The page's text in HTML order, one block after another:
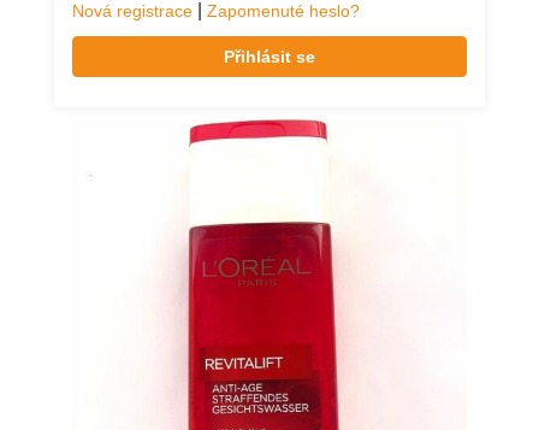
Nová registrace Zapomenuté heslo?
Přihlásit se